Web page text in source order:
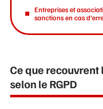
Entreprises et
sanctions en cas
Ce que recouvrent
selon le RGPD